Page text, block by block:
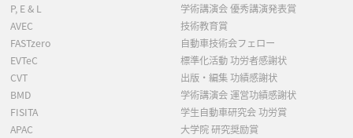
P, E & L
AVEC
FASTzero
EVTeC
CVT
BMD
FISITA
APAC
学術講演会 優秀講演発表賞
技術教育賞
自動車技術会フェロー
標準化活動 功労者感謝状
出版・編集 功績感謝状
学術講演会 運営功績感謝状
学生自動車研究会 功労賞
大学院 研究奨励賞